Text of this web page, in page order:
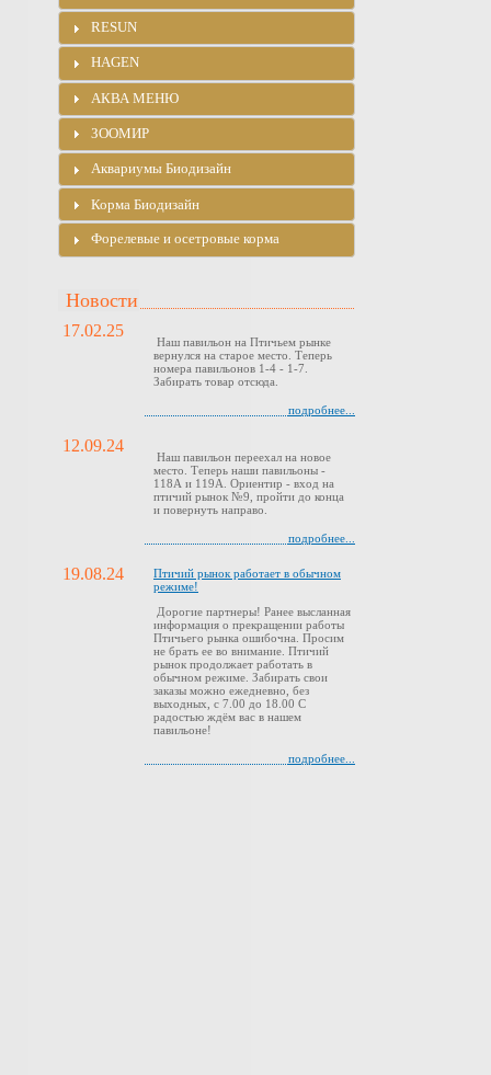
RESUN
HAGEN
АКВА МЕНЮ
ЗООМИР
Аквариумы Биодизайн
Корма Биодизайн
Форелевые и осетровые корма
Новости
17.02.25
Наш павильон на Птичьем рынке
вернулся на старое место. Теперь
номера павильонов 1-4 - 1-7.
Забирать товар отсюда.
подробнее...
12.09.24
Наш павильон переехал на новое
место. Теперь наши павильоны -
118А и 119А. Ориентир - вход на
птичий рынок №9, пройти до конца
и повернуть направо.
подробнее...
19.08.24
Птичий рынок работает в обычном
режиме!
Дорогие партнеры! Ранее высланная
информация о прекращении работы
Птичьего рынка ошибочна. Просим
не брать ее во внимание. Птичий
рынок продолжает работать в
обычном режиме. Забирать свои
заказы можно ежедневно, без
выходных, с 7.00 до 18.00 С
радостью ждём вас в нашем
павильоне!
подробнее...